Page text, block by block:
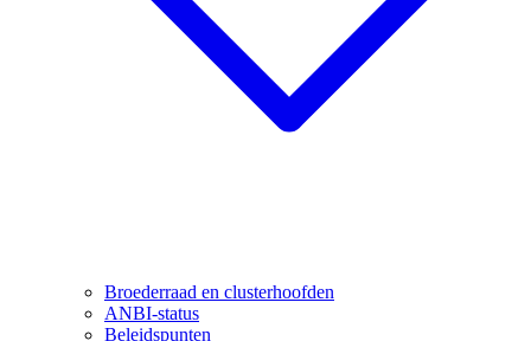
Broederraad en clusterhoofden
ANBI-status
Beleidspunten